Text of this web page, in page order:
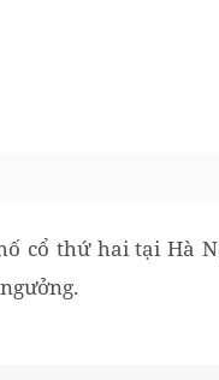
cổ thứ hai tại Hà